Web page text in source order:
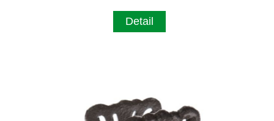
Detail